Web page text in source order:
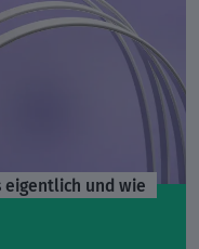
und wie